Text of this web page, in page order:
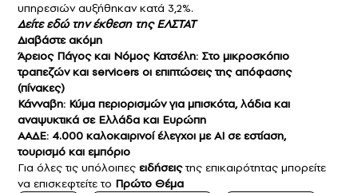
υπηρεσιών αυξήθηκαν κατά 3,2%.
Δείτεεδώτην έκθεση της ΕΛΣΤΑΤ
Διαβάστε ακόμη
Άρειος Πάγος και Νόμος Κατσέλη: Στο μικροσκόπιο
τραπεζών και servicers οι επιπτώσεις της απόφασης
(πίνακες)
Κάνναβη: Κύμα περιορισμών για μπισκότα, λάδια και
αναψυκτικά σε Ελλάδα και Ευρώπη
ΑΑΔΕ: 4.000 καλοκαιρινοί έλεγχοι με ΑΙ σε εστίαση,
τουρισμό και εμπόριο
Για όλες τις υπόλοιπες ειδήσειςτης επικαιρότητας μπορείτε
να επισκεφτείτε το Πρώτο Θέμα